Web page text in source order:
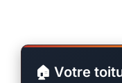
🏠 Votre